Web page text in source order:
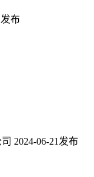
布
2024-06-21发布